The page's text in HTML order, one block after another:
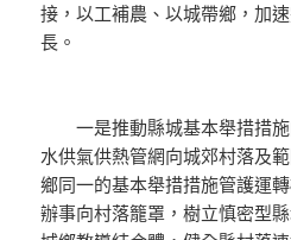
接，以工補農、以城帶鄉，加
長。
一是推動縣城基本舉措措施
水供氣供熱管網向城郊村落及
鄉同一的基本舉措措施管護運
辦事向村落籠罩，樹立慎密型